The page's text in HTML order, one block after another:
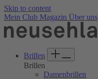
Skip to content
Mein Club Magazin Über uns
Brillen
Brillen
Damenbrillen